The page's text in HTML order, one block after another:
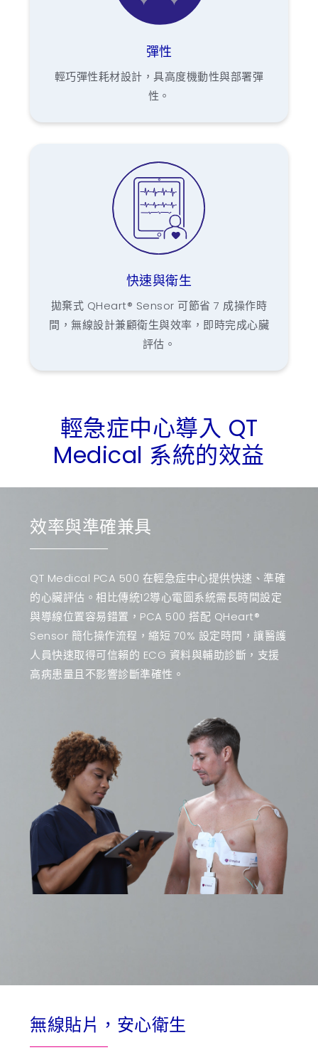
彈性
輕巧彈性耗材設計，具高度機動性與部署彈
性。
快速與衛生
拋棄式 QHeart® Sensor 可節省 7 成操作時
間，無線設計兼顧衛生與效率，即時完成心臟
評估。
輕急症中心導入 QT
Medical 系統的效益
效率與準確兼具
QT Medical PCA 500 在輕急症中心提供快速、準確
的心臟評估。相比傳統12導心電圖系統需長時間設定
與導線位置容易錯置，PCA 500 搭配 QHeart®
Sensor 簡化操作流程，縮短 70% 設定時間，讓醫護
人員快速取得可信賴的 ECG 資料與輔助診斷，支援
高病患量且不影響診斷準確性。
無線貼片，安心衛生